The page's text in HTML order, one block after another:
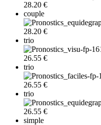
28.20 €
couple
28.20 €
trio
26.55 €
trio
26.55 €
trio
26.55 €
simple